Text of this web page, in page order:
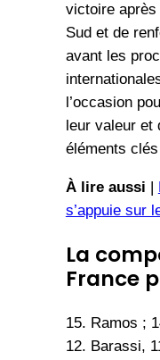
victoire après
Sud et de
avant les
l’occasion
leur valeur et
éléments
À lire aussi
s’appuie sur
La
France
15. Ramos ;
12. Barassi,